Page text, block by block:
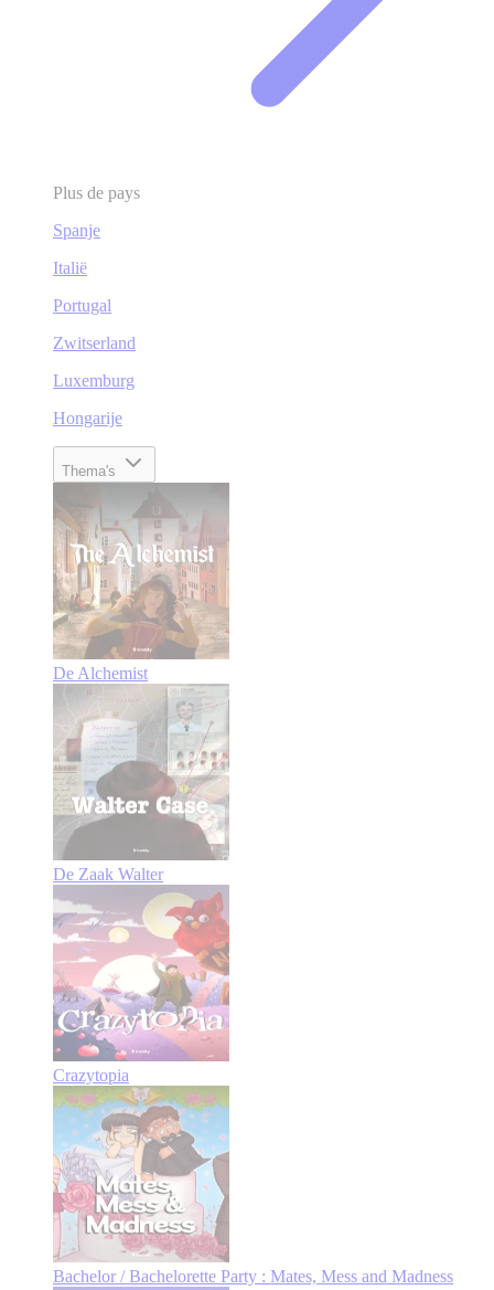
Plus de pays
Spanje
Italië
Portugal
Zwitserland
Luxemburg
Hongarije
Thema's
De Alchemist
De Zaak Walter
Crazytopia
Bachelor / Bachelorette Party : Mates, Mess and Madness